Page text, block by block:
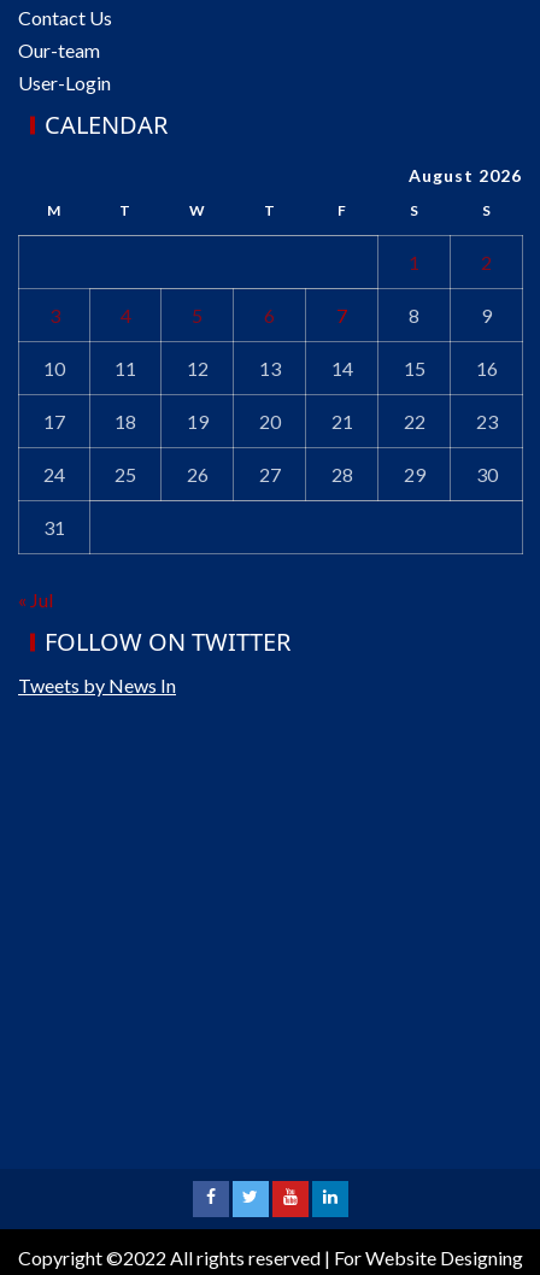
Contact Us
Our-team
User-Login
CALENDAR
August 2026
M T W T F S S
1 2
3 4 5 6 7 8 9
10 11 12 13 14 15 16
17 18 19 20 21 22 23
24 25 26 27 28 29 30
31
« Jul
FOLLOW ON TWITTER
Tweets by News In
Copyright ©2022 All rights reserved | For Website Designing